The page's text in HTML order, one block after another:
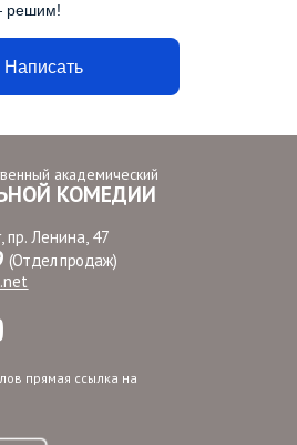
решим!
Написать
академический
КОМЕДИИ
пр. Ленина, 47
(Отдел продаж)
прямая ссылка на